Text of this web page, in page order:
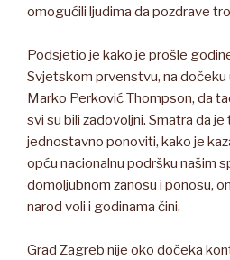
omogućili ljudima da pozdrave
Podsjetio je kako je prošle
Svjetskom prvenstvu, na dočeku
Marko Perković Thompson, da
svi su bili zadovoljni. Smatra da
jednostavno ponoviti, kako je
opću nacionalnu podršku našim
domoljubnom zanosu i ponosu,
narod voli i godinama čini.
Grad Zagreb nije oko dočeka